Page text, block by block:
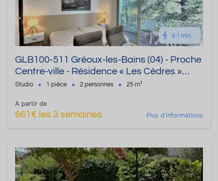
à 1 min.
GLB100-511 Gréoux-les-Bains (04) - Proche
Centre-ville - Résidence « Les Cèdres »
Studio de 25 m² - Jusqu'à 2 personnes
Studio 1 pièce 2 personnes 25 m²
A partir de
661€ les 3 semaines Plus d'informations